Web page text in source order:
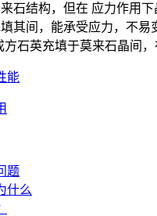
石结构，但在 应力作用
其间，能承受应力，不
石英充填于莫来石晶间，
能
题
什么